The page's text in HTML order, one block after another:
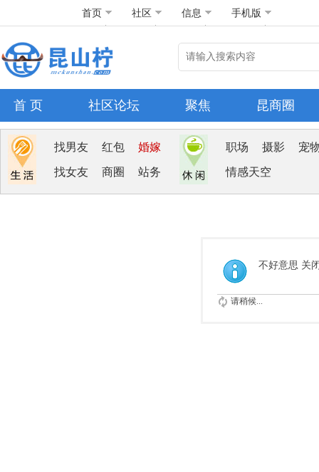
首页 社区 信息 手机版
首 页 社区论坛 聚焦 昆商圈
找男友 红包 婚嫁
找女友 商圈 站务
职场 摄影 宠
情感天空
不好意思 关
请稍候...